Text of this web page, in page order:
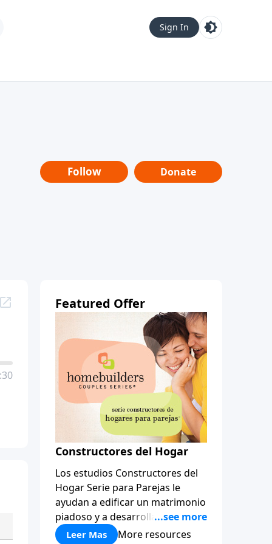
Sign In
Follow Donate
Featured Offer
Constructores del Hogar
Los estudios Constructores del
Hogar Serie para Parejas le
ayudan a edificar un matrimonio
piadoso y a desarrollar
amistades que duren para toda
Leer Mas More resources